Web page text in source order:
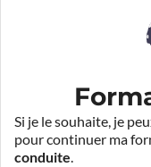
Si je le souhaite, je
pour continuer ma
conduite.